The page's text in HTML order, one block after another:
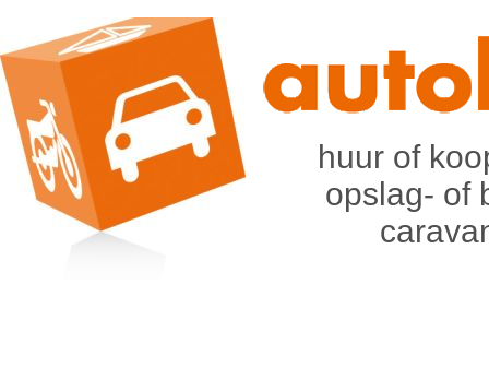
huur of
opslag- of